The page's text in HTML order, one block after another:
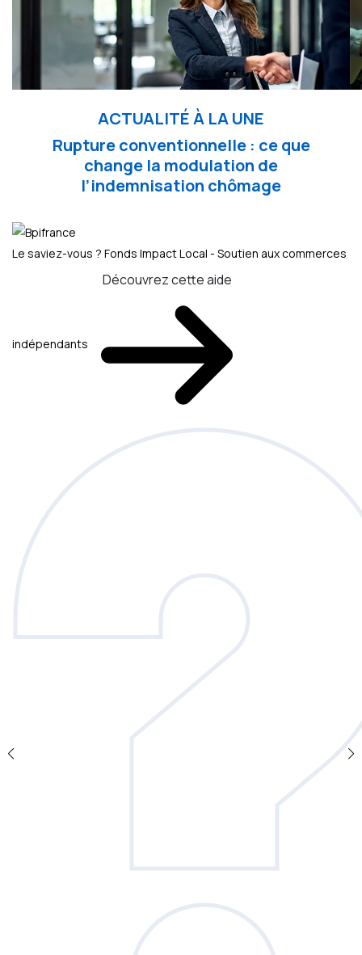
ACTUALITÉ À LA UNE
Rupture conventionnelle : ce que
change la modulation de
l’indemnisation chômage
Le saviez-vous ? Fonds Impact Local - Soutien aux commerces
indépendants
Découvrez cette aide